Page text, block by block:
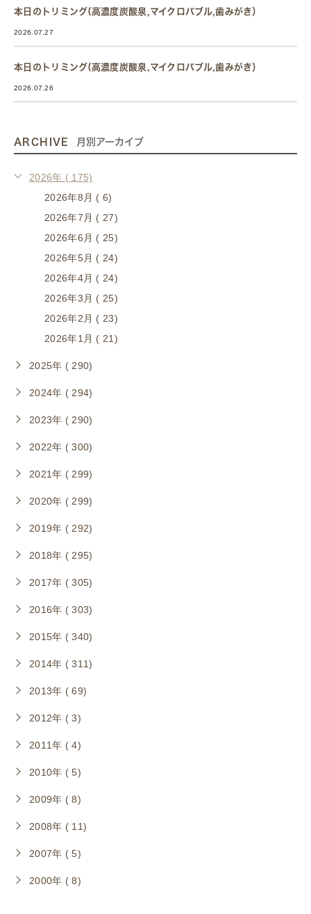
本日のトリミング(高濃度炭酸泉,マイクロバブル,歯みがき）
2026.07.27
本日のトリミング(高濃度炭酸泉,マイクロバブル,歯みがき）
2026.07.26
ARCHIVE 月別アーカイブ
2026年 ( 175)
2026年8月 ( 6)
2026年7月 ( 27)
2026年6月 ( 25)
2026年5月 ( 24)
2026年4月 ( 24)
2026年3月 ( 25)
2026年2月 ( 23)
2026年1月 ( 21)
2025年 ( 290)
2024年 ( 294)
2023年 ( 290)
2022年 ( 300)
2021年 ( 299)
2020年 ( 299)
2019年 ( 292)
2018年 ( 295)
2017年 ( 305)
2016年 ( 303)
2015年 ( 340)
2014年 ( 311)
2013年 ( 69)
2012年 ( 3)
2011年 ( 4)
2010年 ( 5)
2009年 ( 8)
2008年 ( 11)
2007年 ( 5)
2000年 ( 8)